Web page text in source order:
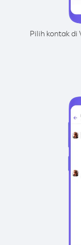
Pilih kontak di